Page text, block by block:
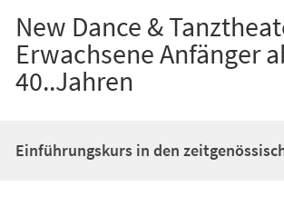
New Dance &
Erwachsene Anfänger
40..Jahren
Einführungskurs in den